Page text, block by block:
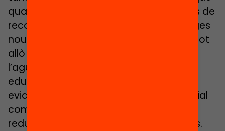
quan acabi tot plegat, siguem capaços de
recollir i consolidar tots els aprenentatges
nous que haurem fet, deixar de banda tot
allò que no ens aporta res, posar fil a
l’agulla a aquells reptes del sistema
educatiu que aquesta situació ha
evidenciat, i posar en valor l’acció tutorial
com una funció imprescindible en la
reducció de les desigualtats educatives.